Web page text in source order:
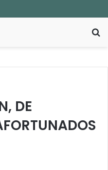
DE